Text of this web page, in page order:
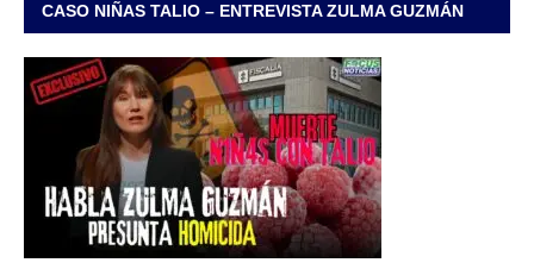
CASO NIÑAS TALIO – ENTREVISTA ZULMA GUZMÁN